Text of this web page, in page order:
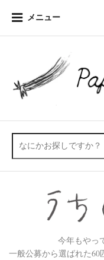
メニュー
今年もやっ
一般公募から選ばれた60